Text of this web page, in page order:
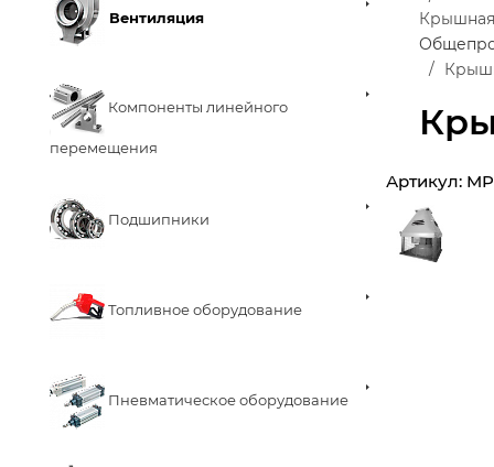
Вентиляция
Компоненты линейного
перемещения
Подшипники
Топливное оборудование
Пневматическое оборудование
Артикул: